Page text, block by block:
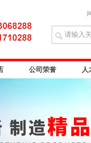
公司荣誉 人